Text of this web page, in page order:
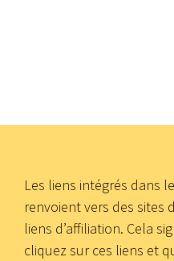
Les liens intégrés dans
renvoient vers des sites
liens d’affiliation. Cela
cliquez sur ces liens et